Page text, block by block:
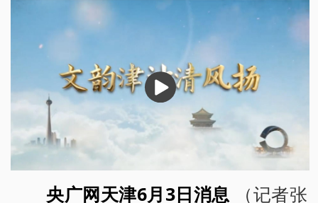
播
放
央广网天津6月3日消息 （记者张